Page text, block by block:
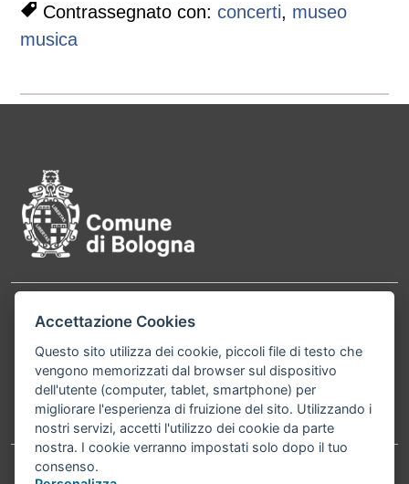
Contrassegnato con:concerti, museo
musica
Contatti
Comune di Bologna, Piazza Maggiore, 6 - 40124
Bologna P.Iva 01232710374 Cod. IBAN: IT 88 R
02008 02435 000020067156
Telefono:051203040
Accettazione Cookies
Questo sito utilizza dei cookie, piccoli file di testo che
vengono memorizzati dal browser sul dispositivo
dell'utente (computer, tablet, smartphone) per
migliorare l'esperienza di fruizione del sito. Utilizzando i
nostri servizi, accetti l'utilizzo dei cookie da parte
nostra. I cookie verranno impostati solo dopo il tuo
consenso.